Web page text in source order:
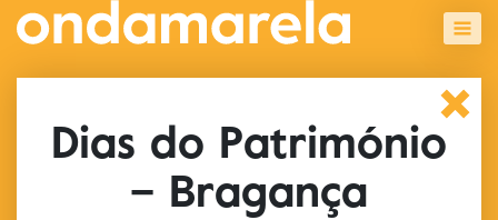
Dias do Património
– Bragança